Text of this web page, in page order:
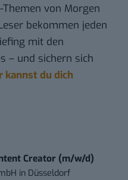
Themen von Morgen
bekommen jeden
mit den
– und sichern sich
kannst du dich
Creator (m/w/d)
in Düsseldorf